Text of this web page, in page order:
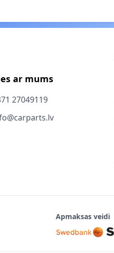
ar mums
27049119
Apmaksas veidi